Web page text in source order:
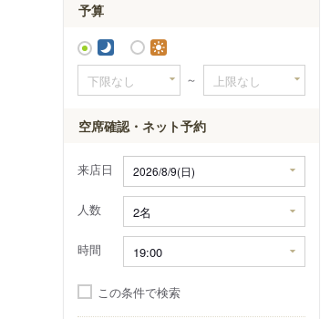
予算
～
空席確認・ネット予約
来店日
人数
時間
この条件で検索